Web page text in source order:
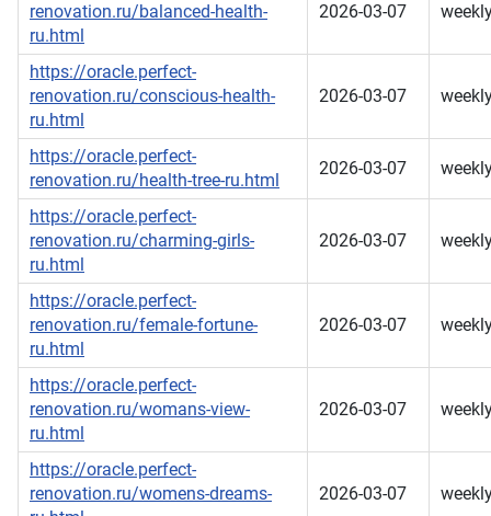
renovation.ru/balanced-health-
ru.html
2026-03-07
https://oracle.perfect-
renovation.ru/conscious-health-
ru.html
2026-03-07
https://oracle.perfect-
renovation.ru/health-tree-ru.html
2026-03-07
https://oracle.perfect-
renovation.ru/charming-girls-
ru.html
2026-03-07
https://oracle.perfect-
renovation.ru/female-fortune-
ru.html
2026-03-07
https://oracle.perfect-
renovation.ru/womans-view-
ru.html
2026-03-07
https://oracle.perfect-
renovation.ru/womens-dreams-
2026-03-07